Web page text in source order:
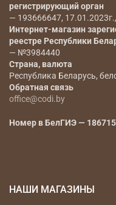
регистрирующий орган
— 193666647,
Интернет-магазин
реестре Республики
— №3984440
Страна, валюта
Республика Беларусь,
Обратная связь
office@codi.by
Номер в БелГИЭ — 186715
НАШИ МАГАЗИНЫ